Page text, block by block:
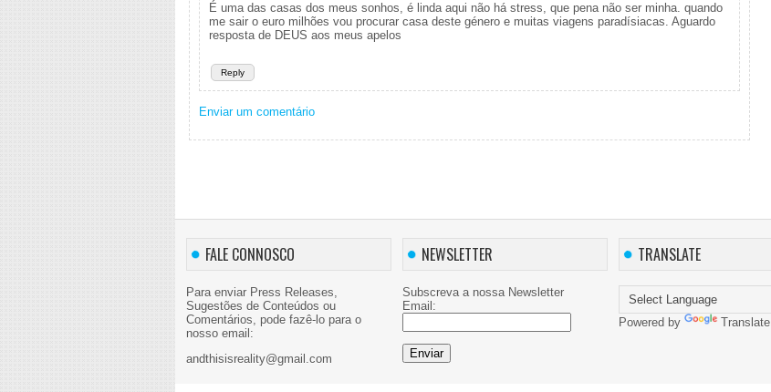
Reply
É uma das casas dos meus sonhos, é linda aqui não há stress, que pena não ser minha. quando
me sair o euro milhões vou procurar casa deste género e muitas viagens paradísiacas. Aguardo
resposta de DEUS aos meus apelos
Enviar um comentário
FALE CONNOSCO
Para enviar Press Releases,
Sugestões de Conteúdos ou
Comentários, pode fazê-lo para o
nosso email:
andthisisreality@gmail.com
NEWSLETTER
Subscreva a nossa Newsletter
Email:
TRANSLATE
Powered by Translate